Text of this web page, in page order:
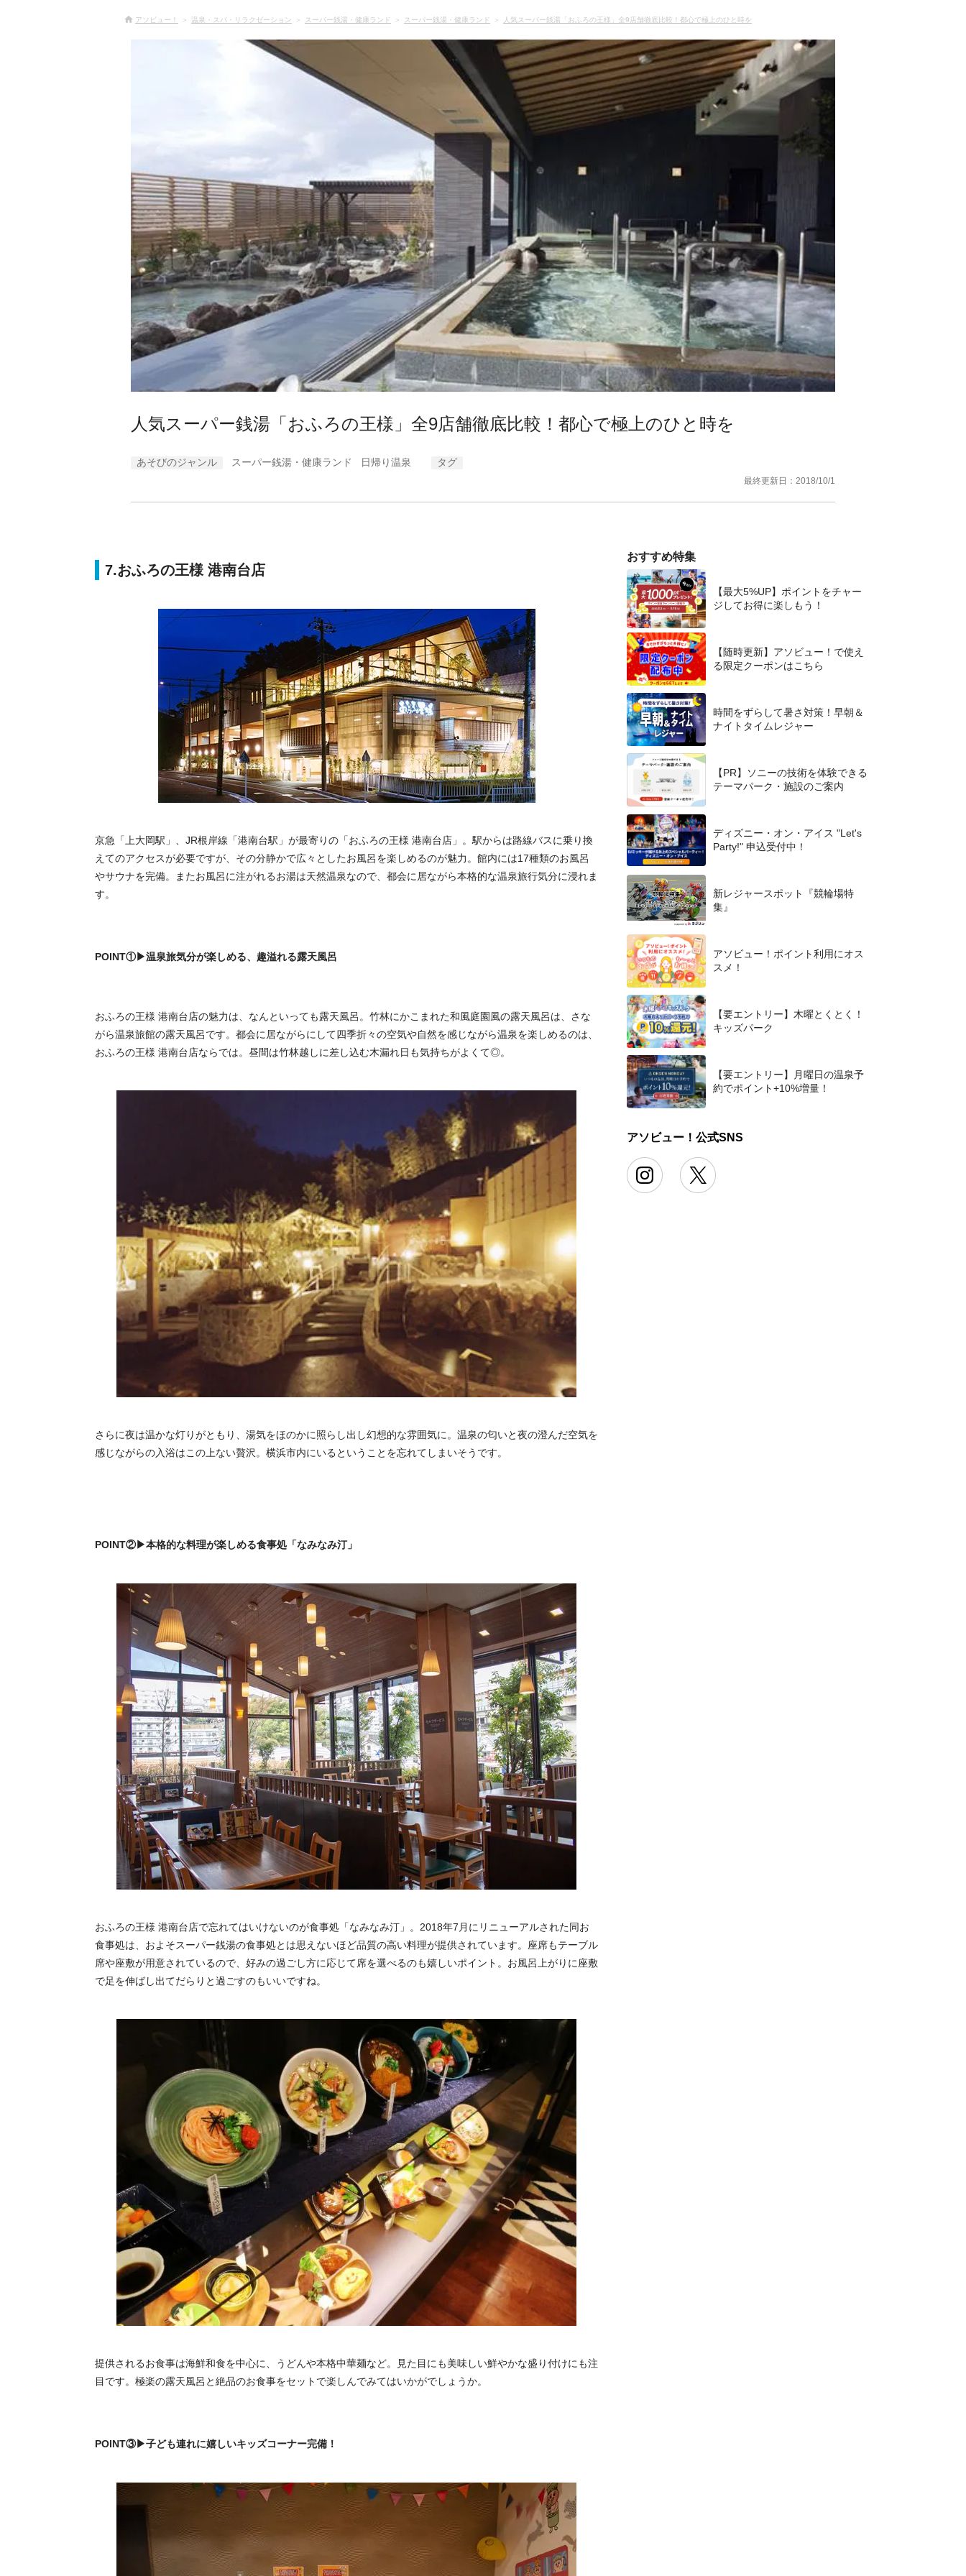
アソビュー！ 温泉・スパ・リラクゼーション スーパー銭湯・健康ランド スーパー銭湯・健康ランド 人気スーパー銭湯「おふろの王様」全9店舗徹底比較！都心で極上のひと時を
人気スーパー銭湯「おふろの王様」全9店舗徹底比較！都心で極上のひと時を
あそびのジャンル スーパー銭湯・健康ランド 日帰り温泉 タグ
最終更新日： 2018/10/1
7.おふろの王様 港南台店
京急「上大岡駅」、JR根岸線「港南台駅」が最寄りの「おふろの王様 港南台店」。駅からは路線バスに乗り換
えてのアクセスが必要ですが、その分静かで広々としたお風呂を楽しめるのが魅力。館内には17種類のお風呂
やサウナを完備。またお風呂に注がれるお湯は天然温泉なので、都会に居ながら本格的な温泉旅行気分に浸れま
す。
POINT①▶温泉旅気分が楽しめる、趣溢れる露天風呂
おふろの王様 港南台店の魅力は、なんといっても露天風呂。竹林にかこまれた和風庭園風の露天風呂は、さな
がら温泉旅館の露天風呂です。都会に居ながらにして四季折々の空気や自然を感じながら温泉を楽しめるのは、
おふろの王様 港南台店ならでは。昼間は竹林越しに差し込む木漏れ日も気持ちがよくて◎。
さらに夜は温かな灯りがともり、湯気をほのかに照らし出し幻想的な雰囲気に。温泉の匂いと夜の澄んだ空気を
感じながらの入浴はこの上ない贅沢。横浜市内にいるということを忘れてしまいそうです。
POINT②▶本格的な料理が楽しめる食事処「なみなみ汀」
おふろの王様 港南台店で忘れてはいけないのが食事処「なみなみ汀」。2018年7月にリニューアルされた同お
食事処は、およそスーパー銭湯の食事処とは思えないほど品質の高い料理が提供されています。座席もテーブル
席や座敷が用意されているので、好みの過ごし方に応じて席を選べるのも嬉しいポイント。お風呂上がりに座敷
で足を伸ばし出てだらりと過ごすのもいいですね。
提供されるお食事は海鮮和食を中心に、うどんや本格中華麺など。見た目にも美味しい鮮やかな盛り付けにも注
目です。極楽の露天風呂と絶品のお食事をセットで楽しんでみてはいかがでしょうか。
POINT③▶子ども連れに嬉しいキッズコーナー完備！
おすすめ特集
【最大5%UP】ポイントをチャー
ジしてお得に楽しもう！
【随時更新】アソビュー！で使え
る限定クーポンはこちら
時間をずらして暑さ対策！早朝＆
ナイトタイムレジャー
【PR】ソニーの技術を体験できる
テーマパーク・施設のご案内
ディズニー・オン・アイス "Let's
Party!" 申込受付中！
新レジャースポット『競輪場特
集』
アソビュー！ポイント利用にオス
スメ！
【要エントリー】木曜とくとく！
キッズパーク
【要エントリー】月曜日の温泉予
約でポイント+10%増量！
アソビュー！公式SNS